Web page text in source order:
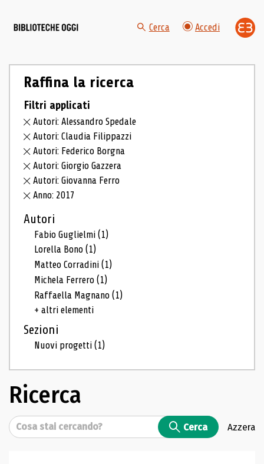
Cerca Accedi
Raffina la ricerca
Filtri applicati
Autori: Alessandro Spedale
Autori: Claudia Filippazzi
Autori: Federico Borgna
Autori: Giorgio Gazzera
Autori: Giovanna Ferro
Anno: 2017
Autori
Fabio Guglielmi(1)
Lorella Bono(1)
Matteo Corradini(1)
Michela Ferrero(1)
Raffaella Magnano(1)
+ altri elementi
Sezioni
Nuovi progetti(1)
Ricerca
Cerca Cerca Azzera